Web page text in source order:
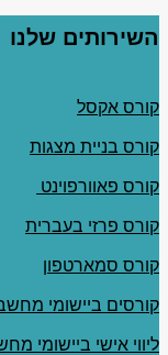
השירותים שלנו
קורס אקסל
קורס בניית מצגות
קורס פאוורפוינט
קורס פרזי בעברית
קורס סמארטפון
קורסים ביישומי
ליווי אישי ביישומי